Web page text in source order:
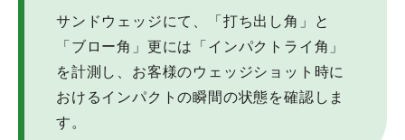
サンドウェッジにて、「打ち出し角」と
「ブロー角」更には「インパクトライ角」
を計測し、お客様のウェッジショット時に
おけるインパクトの瞬間の状態を確認しま
す。